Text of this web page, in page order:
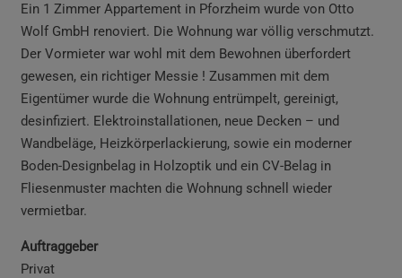
Ein 1 Zimmer Appartement in Pforzheim wurde von Otto
Wolf GmbH renoviert. Die Wohnung war völlig verschmutzt.
Der Vormieter war wohl mit dem Bewohnen überfordert
gewesen, ein richtiger Messie ! Zusammen mit dem
Eigentümer wurde die Wohnung entrümpelt, gereinigt,
desinfiziert. Elektroinstallationen, neue Decken – und
Wandbeläge, Heizkörperlackierung, sowie ein moderner
Boden-Designbelag in Holzoptik und ein CV-Belag in
Fliesenmuster machten die Wohnung schnell wieder
vermietbar.
Auftraggeber
Privat